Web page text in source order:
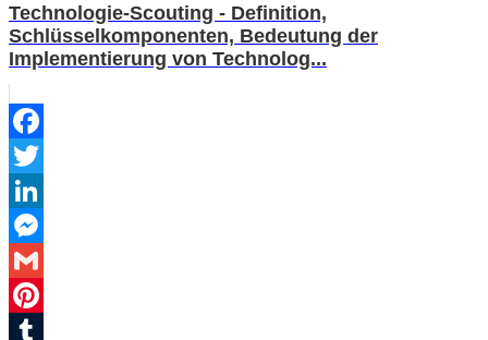
Technologie-Scouting - Definition,
Schlüsselkomponenten, Bedeutung der
Implementierung von Technolog...
Facebook
Twitter
LinkedIn
Messenger
Gmail
Pinterest